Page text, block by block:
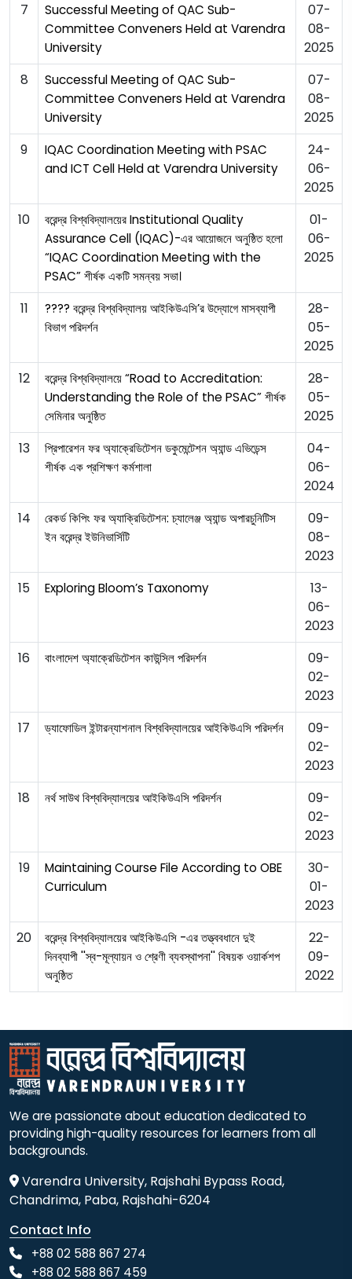
7
Successful Meeting of QAC Sub-
Committee Conveners Held at Varendra
University
07-
08-
2025
8
Successful Meeting of QAC Sub-
Committee Conveners Held at Varendra
University
07-
08-
2025
9
IQAC Coordination Meeting with PSAC
and ICT Cell Held at Varendra University
24-
06-
2025
10
বরেন্দ্র বিশ্ববিদ্যালয়ের Institutional Quality
Assurance Cell (IQAC)-এর আয়োজনে অনুষ্ঠিত হলো
“IQAC Coordination Meeting with the
PSAC” শীর্ষক একটি সমন্বয় সভা।
01-
06-
2025
11
???? বরেন্দ্র বিশ্ববিদ্যালয় আইকিউএসি’র উদ্যোগে মাসব্যাপী
বিভাগ পরিদর্শন
28-
05-
2025
12
বরেন্দ্র বিশ্ববিদ্যালয়ে “Road to Accreditation:
Understanding the Role of the PSAC” শীর্ষক
সেমিনার অনুষ্ঠিত
28-
05-
2025
13
প্রিপারেশন ফর অ্যাক্রেডিটেশন ডকুমেন্টেশন অ্যান্ড এভিডেন্স
শীর্ষক এক প্রশিক্ষণ কর্মশালা
04-
06-
2024
14
রেকর্ড কিপিং ফর অ্যাক্রিডিটেশন: চ্যালেঞ্জ অ্যান্ড অপারচুনিটিস
ইন বরেন্দ্র ইউনিভার্সিটি
09-
08-
2023
15
Exploring Bloom’s Taxonomy
13-
06-
2023
16
বাংলাদেশ অ্যাক্রেডিটেশন কাউন্সিল পরিদর্শন
09-
02-
2023
17
ড্যাফোডিল ইন্টারন্যাশনাল বিশ্ববিদ্যালয়ের আইকিউএসি পরিদর্শন
09-
02-
2023
18
নর্থ সাউথ বিশ্ববিদ্যালয়ের আইকিউএসি পরিদর্শন
09-
02-
2023
19
Maintaining Course File According to OBE
Curriculum
30-
01-
2023
20
বরেন্দ্র বিশ্ববিদ্যালয়ের আইকিউএসি -এর তত্ত্ববধানে দুই
দিনব্যাপী ''স্ব-মূল্যায়ন ও শ্রেণী ব্যবস্থাপনা'' বিষয়ক ওয়ার্কশপ
অনুষ্ঠিত
22-
09-
2022
We are passionate about education dedicated to
providing high-quality resources for learners from all
backgrounds.
Varendra University, Rajshahi Bypass Road,
Chandrima, Paba, Rajshahi-6204
Contact Info
+88 02 588 867 274
+88 02 588 867 459